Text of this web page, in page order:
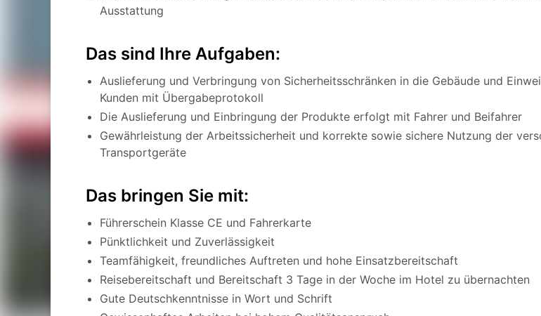
Ausstattung
Das sind Ihre Aufgaben:
Auslieferung und Verbringung von Sicherheitsschränken in die Gebäude und
Kunden mit Übergabeprotokoll
Die Auslieferung und Einbringung der Produkte erfolgt mit Fahrer und Beifahrer
Gewährleistung der Arbeitssicherheit und korrekte sowie sichere Nutzung der
Transportgeräte
Das bringen Sie mit:
Führerschein Klasse CE und Fahrerkarte
Pünktlichkeit und Zuverlässigkeit
Teamfähigkeit, freundliches Auftreten und hohe Einsatzbereitschaft
Reisebereitschaft und Bereitschaft 3 Tage in der Woche im Hotel zu übernachten
Gute Deutschkenntnisse in Wort und Schrift